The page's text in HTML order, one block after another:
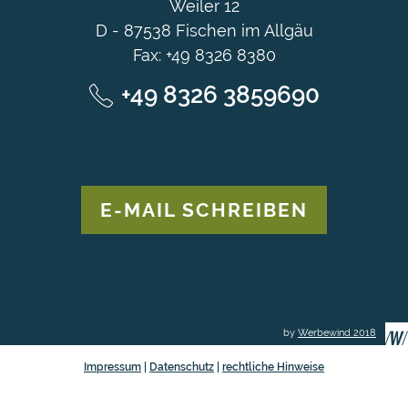
Weiler 12
D - 87538 Fischen im Allgäu
Fax: +49 8326 8380
+49 8326 3859690
E-MAIL SCHREIBEN
by Werbewind 2018
Impressum| Datenschutz| rechtliche Hinweise